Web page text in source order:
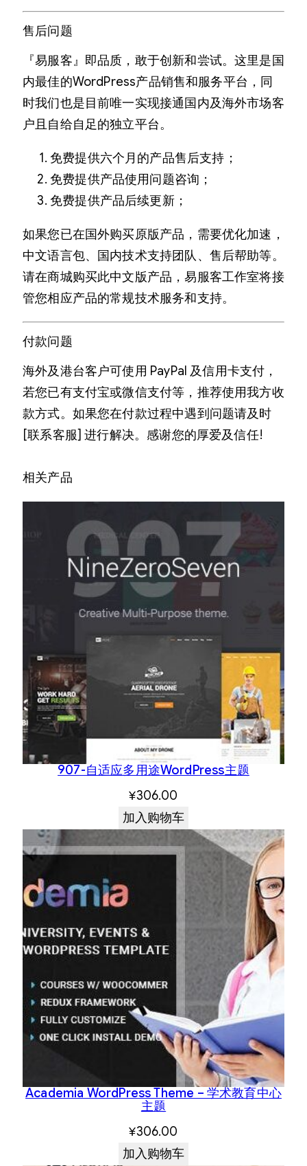
售后问题
『易服客』即品质，敢于创新和尝试。这里是国
内最佳的WordPress产品销售和服务平台，同
时我们也是目前唯一实现接通国内及海外市场客
户且自给自足的独立平台。
免费提供六个月的产品售后支持；
免费提供产品使用问题咨询；
免费提供产品后续更新；
如果您已在国外购买原版产品，需要优化加速，
中文语言包、国内技术支持团队、售后帮助等。
请在商城购买此中文版产品，易服客工作室将接
管您相应产品的常规技术服务和支持。
付款问题
海外及港台客户可使用 PayPal 及信用卡支付，
若您已有支付宝或微信支付等，推荐使用我方收
款方式。如果您在付款过程中遇到问题请及时
[联系客服] 进行解决。感谢您的厚爱及信任!
相关产品
907-自适应多用途WordPress主题
¥306.00
加入购物车
Academia WordPress Theme – 学术教育中心
主题
¥306.00
加入购物车